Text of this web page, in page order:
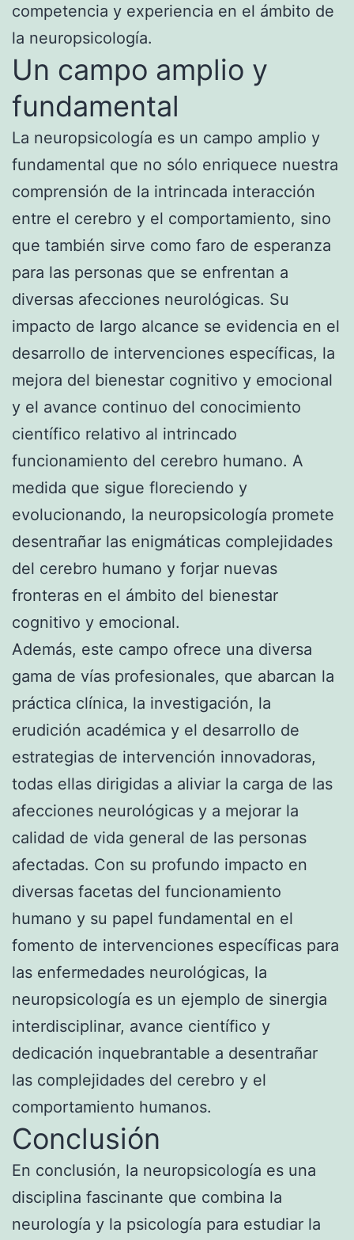
competencia y experiencia en el ámbito de
la neuropsicología.
Un campo amplio y
fundamental
La neuropsicología es un campo amplio y
fundamental que no sólo enriquece nuestra
comprensión de la intrincada interacción
entre el cerebro y el comportamiento, sino
que también sirve como faro de esperanza
para las personas que se enfrentan a
diversas afecciones neurológicas. Su
impacto de largo alcance se evidencia en el
desarrollo de intervenciones específicas, la
mejora del bienestar cognitivo y emocional
y el avance continuo del conocimiento
científico relativo al intrincado
funcionamiento del cerebro humano. A
medida que sigue floreciendo y
evolucionando, la neuropsicología promete
desentrañar las enigmáticas complejidades
del cerebro humano y forjar nuevas
fronteras en el ámbito del bienestar
cognitivo y emocional.
Además, este campo ofrece una diversa
gama de vías profesionales, que abarcan la
práctica clínica, la investigación, la
erudición académica y el desarrollo de
estrategias de intervención innovadoras,
todas ellas dirigidas a aliviar la carga de las
afecciones neurológicas y a mejorar la
calidad de vida general de las personas
afectadas. Con su profundo impacto en
diversas facetas del funcionamiento
humano y su papel fundamental en el
fomento de intervenciones específicas para
las enfermedades neurológicas, la
neuropsicología es un ejemplo de sinergia
interdisciplinar, avance científico y
dedicación inquebrantable a desentrañar
las complejidades del cerebro y el
comportamiento humanos.
Conclusión
En conclusión, la neuropsicología es una
disciplina fascinante que combina la
neurología y la psicología para estudiar la